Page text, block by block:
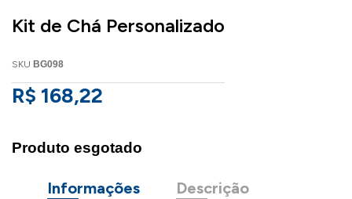
Kit de Chá Personalizado
SKU BG098
R$ 168,22
Produto esgotado
Informações Descrição